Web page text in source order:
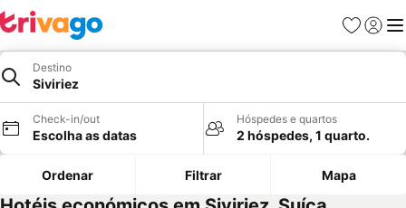
Favoritos
Iniciar
Destino
Siviriez
Check-in/out
Escolha as datas
Hóspedes e quartos
2 hóspedes, 1 quarto.
Ordenar Filtrar Mapa